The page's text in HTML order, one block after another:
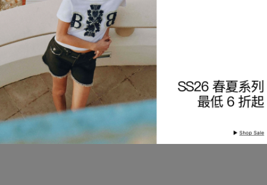
商品描述
細節與保養
查看分店庫存